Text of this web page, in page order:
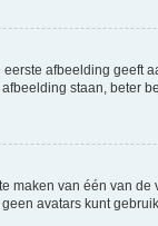
afbeelding
staan, beter
maken van één van
avatars kunt